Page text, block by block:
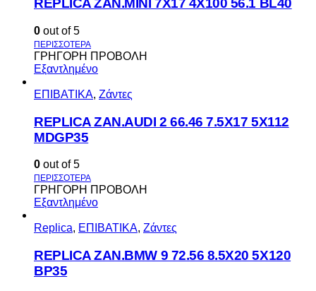
REPLICA ZAN.MINI 7X17 4X100 56.1 BL40
0 out of 5
ΓΡΗΓΟΡΗ ΠΡΟΒΟΛΗ
Εξαντλημένο
ΕΠΙΒΑΤΙΚΑ, Ζάντες
REPLICA ZAN.AUDI 2 66.46 7.5X17 5X112
MDGP35
0 out of 5
ΓΡΗΓΟΡΗ ΠΡΟΒΟΛΗ
Εξαντλημένο
Replica, ΕΠΙΒΑΤΙΚΑ, Ζάντες
REPLICA ZAN.BMW 9 72.56 8.5X20 5X120
BP35